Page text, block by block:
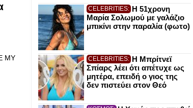
MY
CELEBRITIES: Η 51χρονη
Μαρία Σολωμού με γαλάζιο
μπικίνι στην παραλία (φωτο)
CELEBRITIES: Η Μπρίτνεϊ
Σπίαρς λέει ότι απέτυχε ως
μητέρα, επειδή ο γιος της
δεν πιστεύει στον Θεό